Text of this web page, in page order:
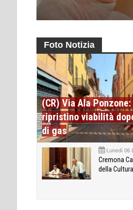
Foto Notizia
(CR) Via Ala
ripristino viabilità
di gas
Lunedì 06
Cremona
della